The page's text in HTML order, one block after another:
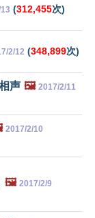
(312,455次)
2/12 (348,899次)
声 🖼️ 2017/2/11
2017/2/10
🖼️ 2017/2/9